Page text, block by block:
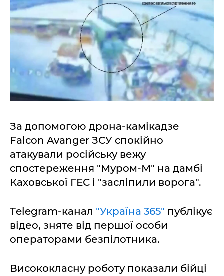
За допомогою дрона-камікадзе
Falcon Avanger ЗСУ спокійно
атакували російську вежу
спостереження "Муром-М" на дамбі
Каховської ГЕС і "засліпили ворога".
Тelegram-канал "Україна 365" публікує
відео, зняте від першої особи
операторами безпілотника.
Висококласну роботу показали бійці